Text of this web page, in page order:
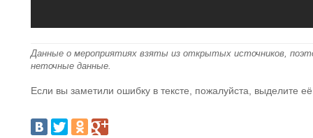
Данные о мероприятиях взяты из открытых источников,
неточные данные.
Если вы заметили ошибку в тексте, пожалуйста, выделите